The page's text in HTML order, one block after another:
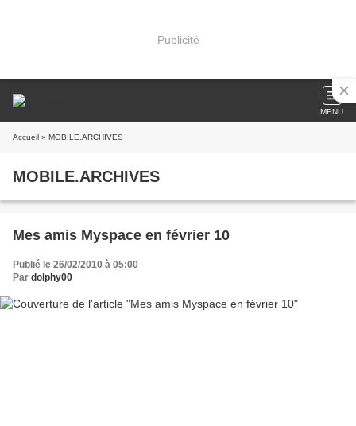
Publicité
MENU
Accueil » MOBILE.ARCHIVES
MOBILE.ARCHIVES
Mes amis Myspace en février 10
Publié le 26/02/2010 à 05:00
Par dolphy00